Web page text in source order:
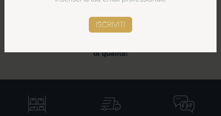
SCOPRI LE NOVITÀ
ISCRIVITI
Ordina ora il sistema REFILL linea cortesia Suite di
di qualità!